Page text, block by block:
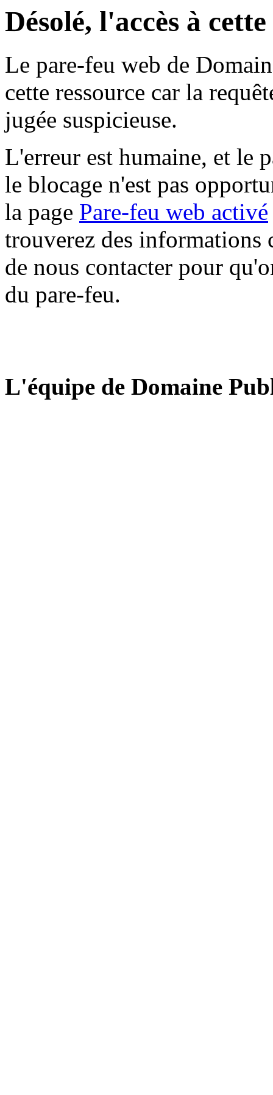
Désolé, l'accès à
Le pare-feu web de
cette ressource car la
jugée suspicieuse.
L'erreur est humaine, et le
le blocage n'est pas
la page Pare-feu web activé
trouverez des informations
de nous contacter pour
du pare-feu.
L'équipe de Domaine